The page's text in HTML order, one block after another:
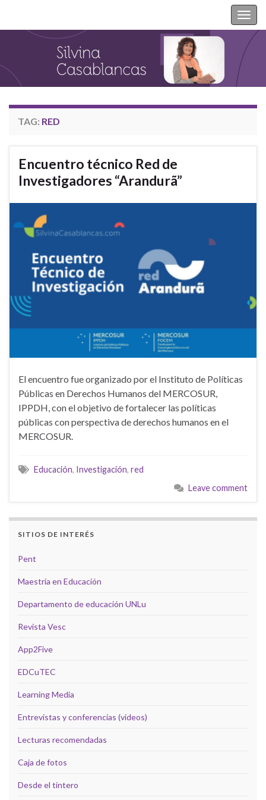
TAG: RED
Encuentro técnico Red de
Investigadores “Arandurã”
El encuentro fue organizado por el Instituto de Políticas
Públicas en Derechos Humanos del MERCOSUR,
IPPDH, con el objetivo de fortalecer las políticas
públicas con perspectiva de derechos humanos en el
MERCOSUR.
Educación, Investigación, red
Leave comment
SITIOS DE INTERÉS
Pent
Maestría en Educación
Departamento de educación UNLu
Revista Vesc
App2Five
EDCuTEC
Learning Media
Entrevistas y conferencias (videos)
Lecturas recomendadas
Caja de fotos
Desde el tintero